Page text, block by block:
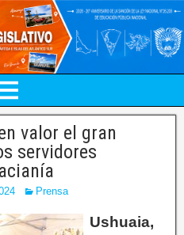
valor el gran
servidores
Prensa
Ushuaia,